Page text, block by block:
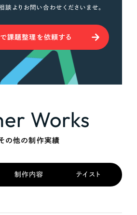
談よりお問い合わせくださいませ。
課題整理を依頼する
Works
の他の制作実績
制作内容 テイスト